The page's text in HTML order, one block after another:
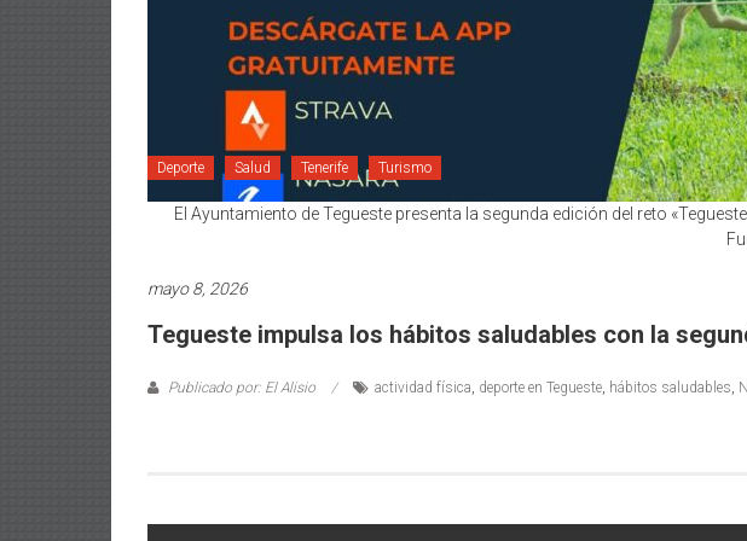
Deporte Salud Tenerife Turismo
El Ayuntamiento de Tegueste presenta la segunda edición del reto
mayo 8, 2026
Tegueste impulsa los hábitos saludables con la
Publicado por: El Alisio actividad física, deporte en Tegueste, hábitos saludables,